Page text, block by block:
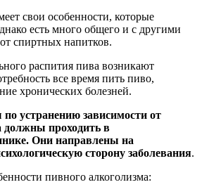
свои особенности, которые
есть много общего и с другими
спиртных напитков.
распития пива возникают
все время пить пиво,
хронических болезней.
устранению зависимости от
должны проходить в
Они направлены на
сторону заболевания.
пивного алкоголизма: